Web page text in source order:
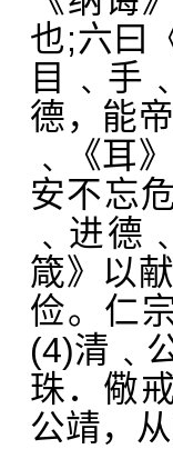
也;六曰
目﹑手
德，能
﹑《耳
安不忘
﹑进德
箴》以
俭。仁
(4)清﹑
珠．儆
公靖，